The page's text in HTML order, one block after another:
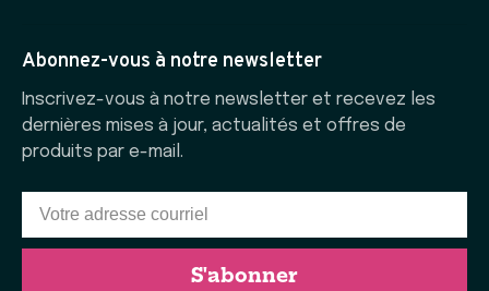
Abonnez-vous à notre newsletter
Inscrivez-vous à notre newsletter et recevez les
dernières mises à jour, actualités et offres de
produits par e-mail.
S'abonner